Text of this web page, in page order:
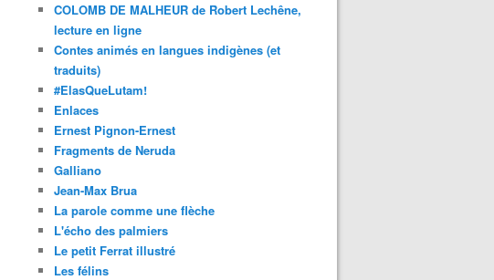
COLOMB DE MALHEUR de Robert Lechêne,
lecture en ligne
Contes animés en langues indigènes (et
traduits)
#ElasQueLutam!
Enlaces
Ernest Pignon-Ernest
Fragments de Neruda
Galliano
Jean-Max Brua
La parole comme une flèche
L'écho des palmiers
Le petit Ferrat illustré
Les félins